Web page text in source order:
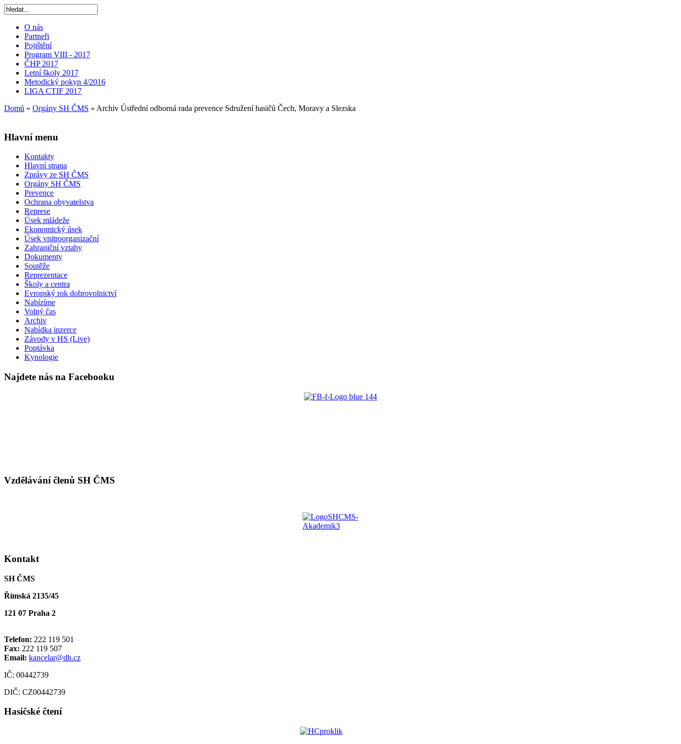
O nás
Partneři
Pojištění
Program VIII - 2017
ČHP 2017
Letní školy 2017
Metodický pokyn 4/2016
LIGA CTIF 2017
Domů » Orgány SH ČMS » Archiv Ústřední odborná rada prevence Sdružení hasičů Čech, Moravy a Slezska
Hlavní menu
Kontakty
Hlavní strana
Zprávy ze SH ČMS
Orgány SH ČMS
Prevence
Ochrana obyvatelstva
Represe
Úsek mládeže
Ekonomický úsek
Úsek vnitroorganizační
Zahraniční vztahy
Dokumenty
Soutěže
Reprezentace
Školy a centra
Evropský rok dobrovolnictví
Nabízíme
Volný čas
Archiv
Nabídka inzerce
Závody v HS (Live)
Poptávka
Kynologie
Najdete nás na Facebooku
Vzdělávání členů SH ČMS
Kontakt
SH ČMS
Římská 2135/45
121 07 Praha 2
Telefon: 222 119 501
Fax: 222 119 507
Email: kancelar@dh.cz
IČ: 00442739
DIČ: CZ00442739
Hasičské čtení